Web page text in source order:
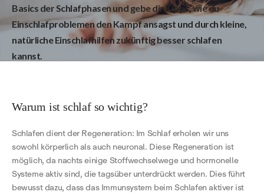
Basics der Schlafphasen und gebe dir Tipps, wie du
Einschlafproblemen den Kampf ansagst und durch kleine,
natürliche Einschlafhilfen zukünftig besser schlafen
kannst.
Warum ist schlaf so wichtig?
Schlafen dient der Regeneration: Im Schlaf erholen wir uns
sowohl körperlich als auch neuronal. Diese Regeneration ist
möglich, da nachts einige Stoffwechselwege und hormonelle
Systeme aktiv sind, die tagsüber unterdrückt werden. Dies führt
bewusst dazu, dass das Immunsystem beim Schlafen aktiver ist